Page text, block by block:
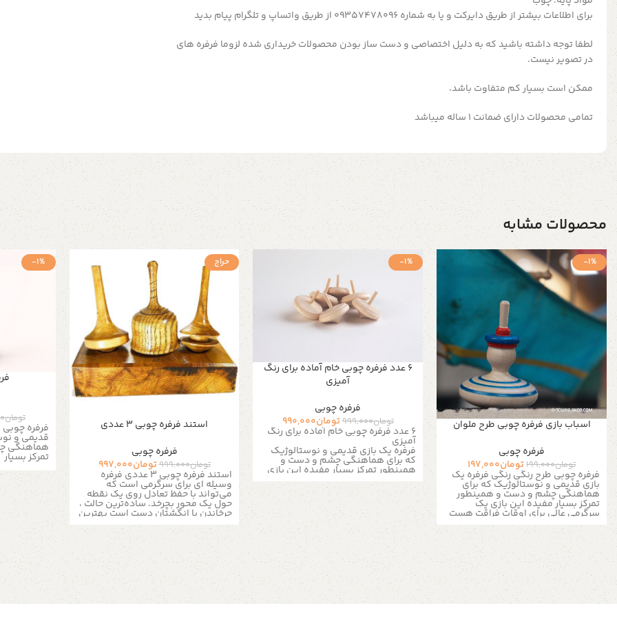
برای اطلاعات بیشتر از طریق دایرکت و یا به شماره 09357478096 از طریق واتساپ و تلگرام پیام بدید
لطفا توجه داشته باشید که به دلیل اختصاصی و دست ساز بودن محصولات خریداری شده لزوما فرفره های
در تصویر نیست.
ممکن است بسیار کم متفاوت باشد،
تمامی محصولات دارای ضمانت ۱ ساله میباشد
محصولات مشابه
-1%
اسباب بازی فرفره چوبی طرح ملوان
فرفره چوبی
تومان199,000تومان197,000
فرفره چوبی طرح رنگی رنگی فرفره یک
بازی قدیمی و نوستالوژیک که برای
هماهنگی چشم و دست و همینطور
تمرکز بسیار مفیده این بازی یک
سرگرمی عالی برای اوقات فراقت هست
خصوصیات محصول : رنگ بدنه : چوب
روشن جنس بدنه : چوب اندازه ها :
ارتفاع محصول : 7 الی 8 سانتی متر قطر
فرفره: 3 الی 4 سانتی متر جزئیات
محصول : نوع محصول: استاندارد مواد
پایه: چوب برای اطلاعات بیشتر از طریق
دایرکت و یا به شماره 09357478096
از طریق واتساپ و تلگرام پیام بدید
لطفا توجه داشته باشید که به دلیل
-1%
۶ عدد فرفره چوبی خام آماده برای رنگ
آمیزی
فرفره چوبی
تومان999,000تومان990,000
۶ عدد فرفره چوبی خام آماده برای رنگ
آمیزی
فرفره یک بازی قدیمی و نوستالوژیک
که برای هماهنگی چشم و دست و
همینطور تمرکز بسیار مفیده این بازی
یک سرگرمی عالی برای اوقات فراقت
هست خصوصیات محصول : رنگ بدنه :
چوب روشن جنس بدنه : چوب اندازه ها
: ارتفاع محصول : 6 الی 8 سانتی متر
قطر فرفره: 3 الی 4 سانتی متر جزئیات
محصول : نوع محصول: استاندارد مواد
پایه: چوب برای اطلاعات بیشتر از طریق
دایرکت و یا به شماره 09357478096
از طریق واتساپ و تلگرام پیام بدید
لطفا توجه داشته باشید که به دلیل
اختصاصی و دست ساز بودن فرفره های
چوبی خریداری شده لزوما فرفره های در
تصویر نیست. ممکن است بسیار کم
متفاوت باشد، ما سعی می کنم برای
حراج
استند فرفره چوبی 3 عددی
فرفره چوبی
تومان999,000تومان997,000
استند فرفره چوبی 3 عددی فرفره
وسیله ای برای سرگرمی است که
می‌تواند با حفظ تعادل روی یک نقطه
حول یک محور بچرخد. ساده‌ترین حالت ،
چرخاندن با انگشتان دست است بهترین
و زیباترین نوع فرفره مدل های چوبی
هستند فرفره های جادوئی از جنس
چوب و به صورت کاملآ دستی ساخته
شده و یک کار هنری زیبا نیز هست لذت
نگاه کردن به چرخش فرفره های ما را
خودتان تجربه کنید با یک حرکت ساده
فرفره را بچرخاند و 2 تا 3 دقیقه از بازی
چرخش این چوب های طرح دار لذت
ببرید کاملا دست سازفرفره ها ساخته
-1%
تومان
قدیمی و
هماهنگی
تمرکز بسیار